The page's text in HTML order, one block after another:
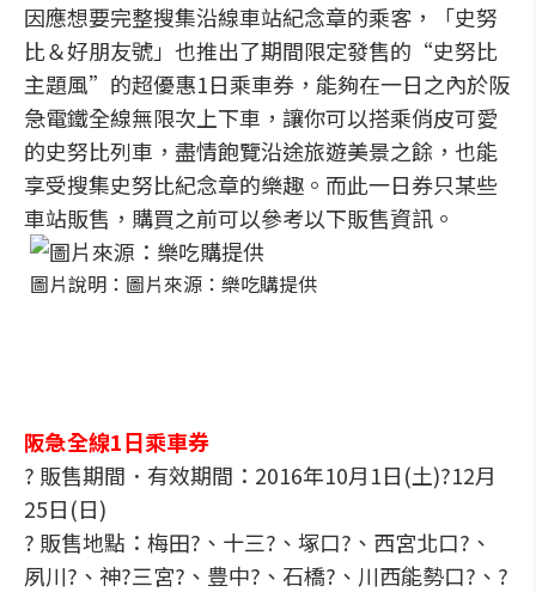
因應想要完整搜集沿線車站紀念章的乘客，「史努
比＆好朋友號」也推出了期間限定發售的“史努比
主題風”的超優惠1日乘車券，能夠在一日之內於阪
急電鐵全線無限次上下車，讓你可以搭乘俏皮可愛
的史努比列車，盡情飽覽沿途旅遊美景之餘，也能
享受搜集史努比紀念章的樂趣。而此一日券只某些
車站販售，購買之前可以參考以下販售資訊。
圖片說明：圖片來源：樂吃購提供
阪急全線1日乘車券
? 販售期間．有效期間：2016年10月1日(土)?12月
25日(日)
? 販售地點：梅田?、十三?、塚口?、西宮北口?、
夙川?、神?三宮?、豊中?、石橋?、川西能勢口?、?